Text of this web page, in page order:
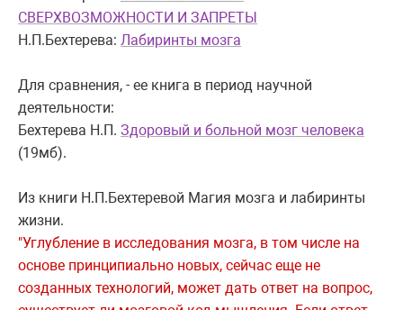
СВЕРХВОЗМОЖНОСТИ И ЗАПРЕТЫ
Н.П.Бехтерева: Лабиринты мозга
Для сравнения, - ее книга в период научной
деятельности:
Бехтерева Н.П. Здоровый и больной мозг человека
(19мб).
Из книги Н.П.Бехтеревой Магия мозга и лабиринты
жизни.
"Углубление в исследования мозга, в том числе на
основе принципиально новых, сейчас еще не
созданных технологий, может дать ответ на вопрос,